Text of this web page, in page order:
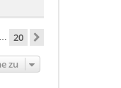
… 20
zu